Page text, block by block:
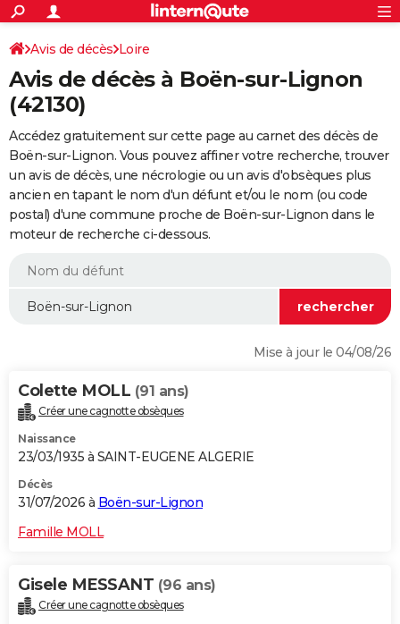
ACTUALITÉS
Politique
Société
Faits Divers
Education
Monde
Villes
+
SPORT
Coupe du monde 2026
Football
Tennis
Cyclisme
Rugby
Forum
FINANCE
Retraite
Impôts
Epargne
Immobilier
Risques naturels par ville
Banque
Assurance
Crédit
Essais
Réserver un essai
Citadines
Berlines
SUV
Forum auto
+
HIGH-TECH
Mobiles
Meilleur smartphone
Internet
Ordinateurs
Jeux vidéo
Guide high-tech
+BRICOLAGE
Forum
Aménagement intérieur
Extérieur
Cuisine
Salle de bains
Jardinage
Rangement
WEEK-END
Guides de France
Escapades
Patrimoine
Expositions
Musées
Week-end nature
LIFESTYLE
Alimentation
Guide de la santé
Maladies
Médicaments
Sommeil
VOYAGE
Destinations
City break
Voyage nature
Voyage de noces
Forum
Climat
+PHOTO
GUIDES D'ACHAT
BONS PLANS
CARTE DE VOEUX
Dictionnaire
Biographies
Citations
Expressions
Proverbes
PROGRAMME TV
Avis de décès Loire
Avis de décès à Boën-sur-Lignon
(42130)
Accédez gratuitement sur cette page au carnet des décès de
Boën-sur-Lignon. Vous pouvez affiner votre recherche, trouver
un avis de décès, une nécrologie ou un avis d'obsèques plus
ancien en tapant le nom d'un défunt et/ou le nom (ou code
postal) d'une commune proche de Boën-sur-Lignon dans le
moteur de recherche ci-dessous.
Mise à jour le 04/08/26
Colette MOLL (91 ans)
Créer une cagnotte obsèques
Naissance
23/03/1935 à SAINT-EUGENE ALGERIE
Décès
31/07/2026 à Boën-sur-Lignon
Famille MOLL
Gisele MESSANT (96 ans)
Créer une cagnotte obsèques